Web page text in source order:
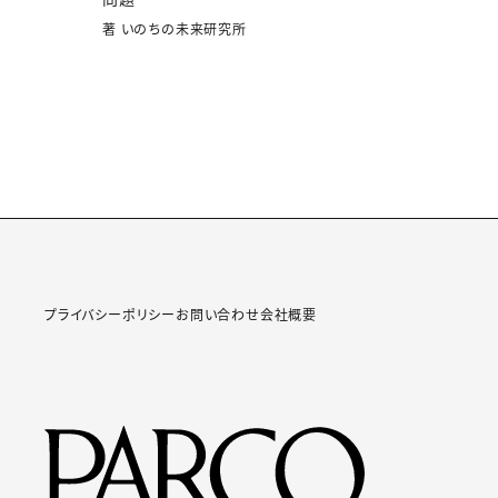
著 いのちの未来研究所
プライバシーポリシーお問い合わせ会社概要